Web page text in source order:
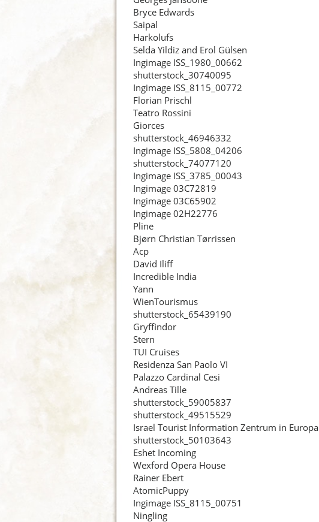
Bryce Edwards
Saipal
Harkolufs
Selda Yildiz and Erol Gülsen
Ingimage ISS_1980_00662
shutterstock_30740095
Ingimage ISS_8115_00772
Florian Prischl
Teatro Rossini
Giorces
shutterstock_46946332
Ingimage ISS_5808_04206
shutterstock_74077120
Ingimage ISS_3785_00043
Ingimage 03C72819
Ingimage 03C65902
Ingimage 02H22776
Pline
Bjørn Christian Tørrissen
Acp
David Iliff
Incredible India
Yann
WienTourismus
shutterstock_65439190
Gryffindor
Stern
TUI Cruises
Residenza San Paolo VI
Palazzo Cardinal Cesi
Andreas Tille
shutterstock_59005837
shutterstock_49515529
Israel Tourist Information Zentrum in Europa
shutterstock_50103643
Eshet Incoming
Wexford Opera House
Rainer Ebert
AtomicPuppy
Ingimage ISS_8115_00751
Ningling